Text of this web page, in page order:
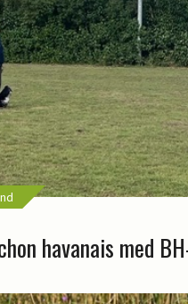
havanais med